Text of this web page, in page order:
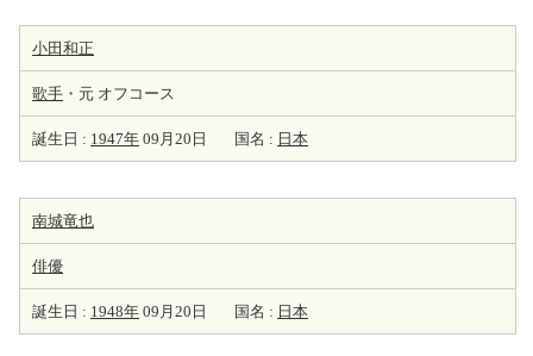
小田和正
歌手 ・元 オフコース
誕生日 : 1947年 09月20日 国名 : 日本
南城竜也
俳優
誕生日 : 1948年 09月20日 国名 : 日本